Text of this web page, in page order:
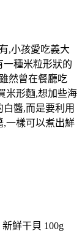
,小孩愛吃義大
一種米粒形狀的
然曾在餐廳吃
米形麵,想加些海
醬,而是要利用
,一樣可以煮出鮮
鮮干貝 100g